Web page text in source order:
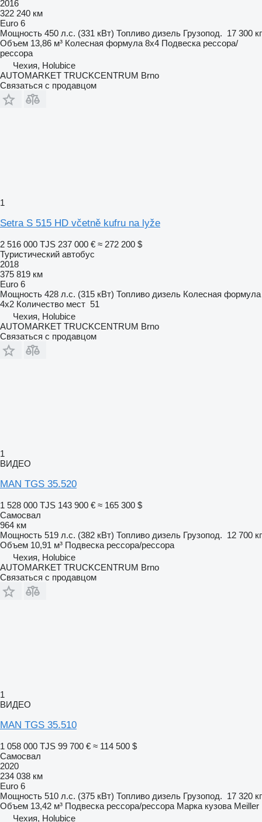
2016
322 240 км
Euro 6
Мощность 450 л.с. (331 кВт) Топливо дизель Грузопод. 17 300 кг
Объем 13,86 м³ Колесная формула 8x4 Подвеска рессора/
рессора
Чехия, Holubice
AUTOMARKET TRUCKCENTRUM Brno
Связаться с продавцом
1
Setra S 515 HD včetně kufru na lyže
2 516 000 TJS 237 000 € ≈ 272 200 $
Туристический автобус
2018
375 819 км
Euro 6
Мощность 428 л.с. (315 кВт) Топливо дизель Колесная формула
4x2 Количество мест 51
Чехия, Holubice
AUTOMARKET TRUCKCENTRUM Brno
Связаться с продавцом
1
ВИДЕО
MAN TGS 35.520
1 528 000 TJS 143 900 € ≈ 165 300 $
Самосвал
964 км
Мощность 519 л.с. (382 кВт) Топливо дизель Грузопод. 12 700 кг
Объем 10,91 м³ Подвеска рессора/рессора
Чехия, Holubice
AUTOMARKET TRUCKCENTRUM Brno
Связаться с продавцом
1
ВИДЕО
MAN TGS 35.510
1 058 000 TJS 99 700 € ≈ 114 500 $
Самосвал
2020
234 038 км
Euro 6
Мощность 510 л.с. (375 кВт) Топливо дизель Грузопод. 17 320 кг
Объем 13,42 м³ Подвеска рессора/рессора Марка кузова Meiller
Чехия, Holubice